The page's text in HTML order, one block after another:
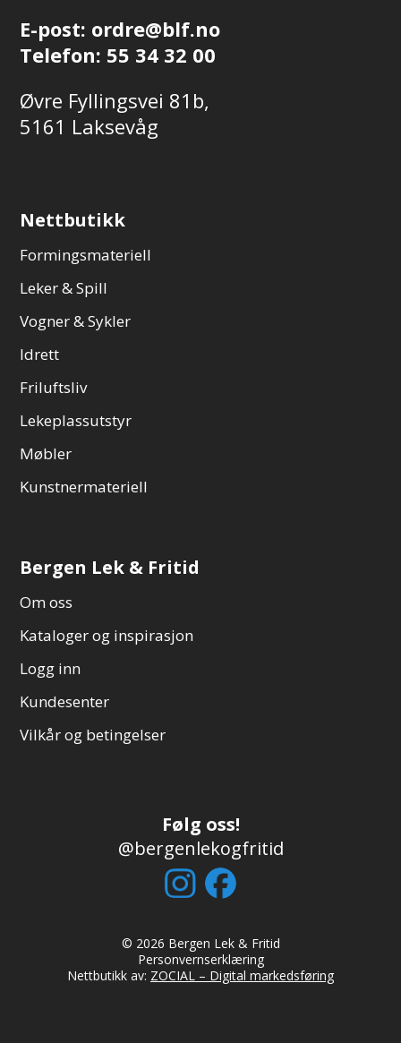
E-post: ordre@blf.no
Telefon: 55 34 32 00
Øvre Fyllingsvei 81b,
5161 Laksevåg
Nettbutikk
Formingsmateriell
Leker & Spill
Vogner & Sykler
Idrett
Friluftsliv
Lekeplassutstyr
Møbler
Kunstnermateriell
Bergen Lek & Fritid
Om oss
Kataloger og inspirasjon
Logg inn
Kundesenter
Vilkår og betingelser
Følg oss!
@bergenlekogfritid
© 2026 Bergen Lek & Fritid
Personvernserklæring
Nettbutikk av: ZOCIAL – Digital markedsføring